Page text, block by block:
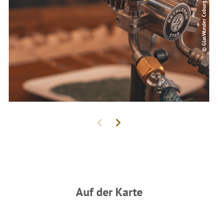
© GlasWunder Coburg
Auf der Karte